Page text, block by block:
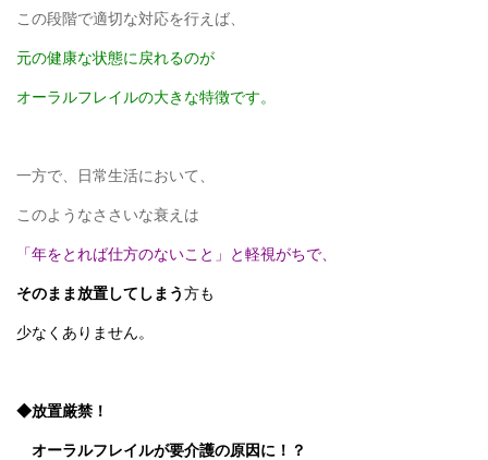
この段階で適切な対応を行えば、
元の健康な状態に戻れるのが
オーラルフレイルの大きな特徴です。
一方で、日常生活において、
このようなささいな衰えは
「年をとれば仕方のないこと」 と軽視がちで、
そのまま放置してしまう方も
少なくありません。
◆放置厳禁！
オーラルフレイルが要介護の原因に！？